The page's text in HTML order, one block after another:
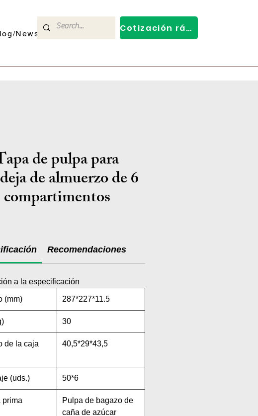
News Cotización rápida
de pulpa para
de almuerzo de 6
compartimentos
Recomendaciones
a la especificación
(mm) 287*227*11.5
30
de la caja
40,5*29*43,5
(uds.) 50*6
prima
Pulpa de bagazo de
caña de azúcar